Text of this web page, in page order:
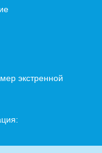
экстренной